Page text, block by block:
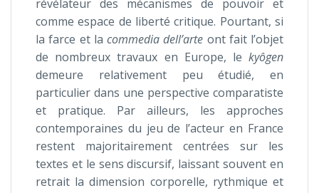
révélateur des mécanismes de pouvoir et
comme espace de liberté critique. Pourtant, si
la farce et la commedia dell’arte ont fait l’objet
de nombreux travaux en Europe, le kyôgen
demeure relativement peu étudié, en
particulier dans une perspective comparatiste
et pratique. Par ailleurs, les approches
contemporaines du jeu de l’acteur en France
restent majoritairement centrées sur les
textes et le sens discursif, laissant souvent en
retrait la dimension corporelle, rythmique et